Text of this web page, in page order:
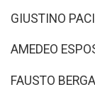
GIUSTINO
AMEDEO
FAUSTO